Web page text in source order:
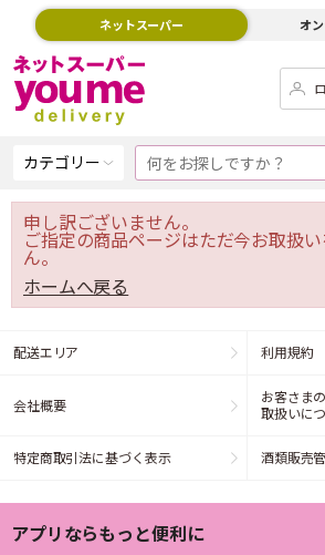
ネットスーパー オ
カテゴリー
申し訳ございません。
ご指定の商品ページはただ今お取扱
ん。
ホームへ戻る
配送エリア 利用規約
会社概要
お客さま
取扱いに
特定商取引法に基づく表示 酒類販売
アプリならもっと便利に